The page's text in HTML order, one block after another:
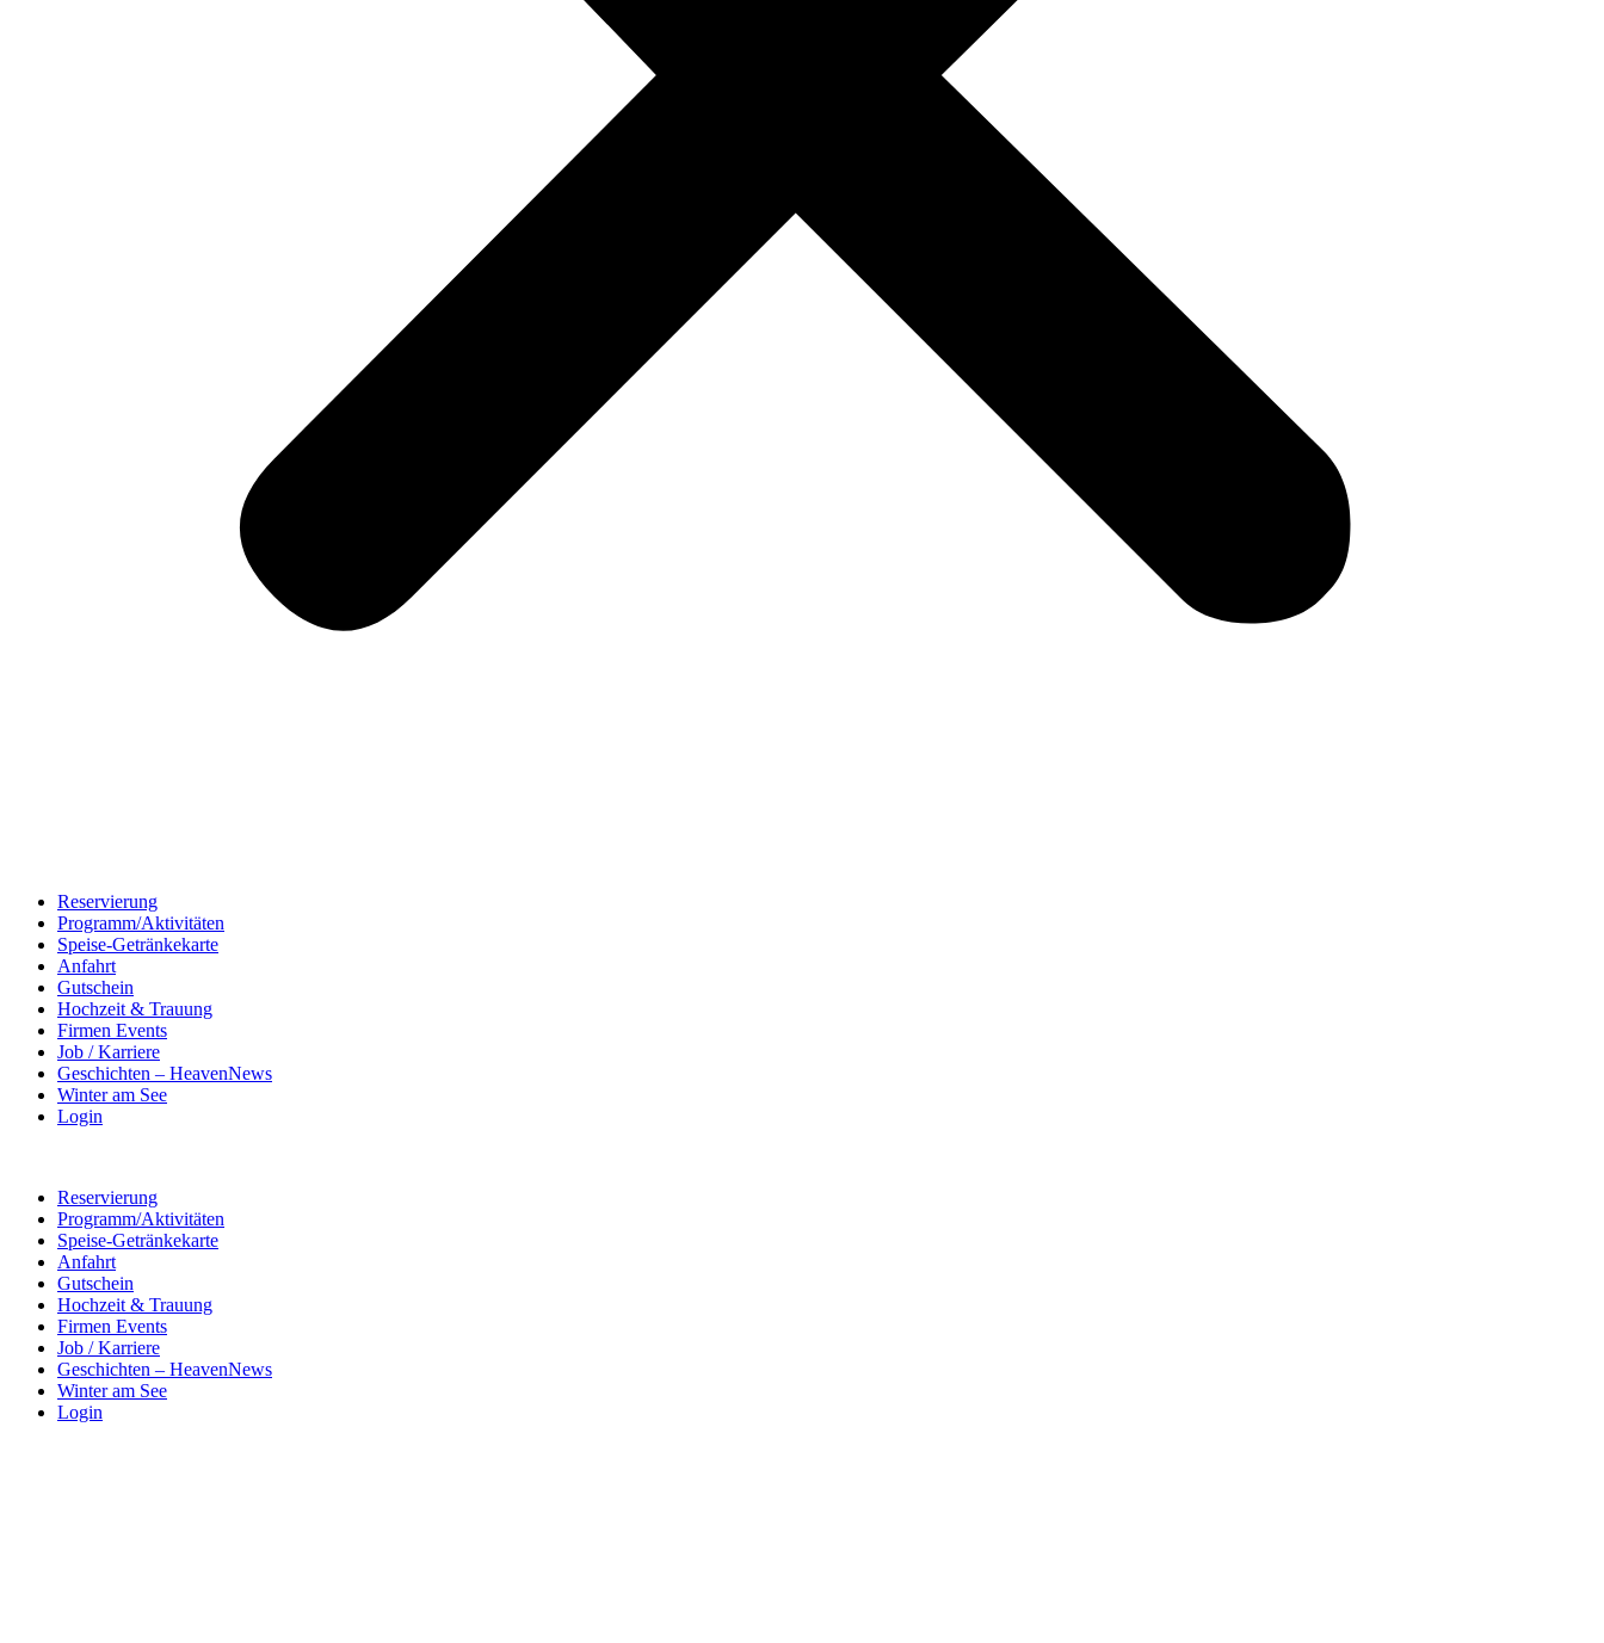
Reservierung
Programm/Aktivitäten
Speise-Getränkekarte
Anfahrt
Gutschein
Hochzeit & Trauung
Firmen Events
Job / Karriere
Geschichten – HeavenNews
Winter am See
Login
Reservierung
Programm/Aktivitäten
Speise-Getränkekarte
Anfahrt
Gutschein
Hochzeit & Trauung
Firmen Events
Job / Karriere
Geschichten – HeavenNews
Winter am See
Login